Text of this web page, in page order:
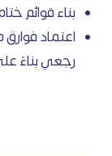
بناء قوائم
اعتماد
رجعي بناءً